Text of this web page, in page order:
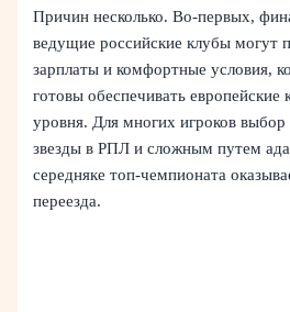
Причин несколько. Во-первых,
ведущие российские клубы могут
зарплаты и комфортные условия,
готовы обеспечивать европейские
уровня. Для многих игроков
звезды в РПЛ и сложным путем
середняке топ-чемпионата
переезда.